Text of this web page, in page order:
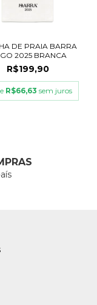
DE PRAIA BARRA
2025 BRANCA
R$199,90
R$66,63 sem juros